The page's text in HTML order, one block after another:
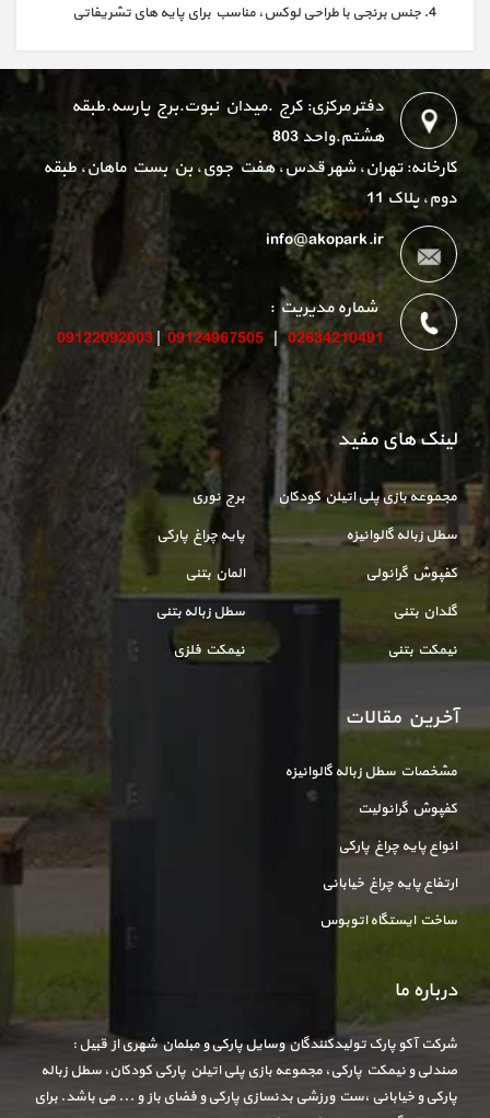
جنس برنجی با طراحی لوکس، مناسب برای پایه‌ های تشریفاتی
دفتر مرکزی: کرج .میدان نبوت.برج پارسه.طبقه
هشتم.واحد 803
کارخانه: تهران، شهر قدس، هفت جوی، بن بست ماهان، طبقه
دوم، پلاک 11
info@akopark.ir
شماره مدیریت :
02634210491
|
09124967505
|
09122092003
لینک های مفید
مجموعه بازی پلی اتیلن کودکان
برج نوری
سطل زباله گالوانیزه
پایه چراغ پارکی
کفپوش گرانولی
المان بتنی
گلدان بتنی
سطل زباله بتنی
نیمکت بتنی
نیمکت فلزی
آخرین مقالات
مشخصات سطل زباله گالوانیزه
کفپوش گرانولیت
انواع پایه چراغ پارکی
ارتفاع پایه چراغ خیابانی
ساخت ایستگاه اتوبوس
درباره ما
شرکت آکو پارک تولیدکنندگان وسایل پارکی و مبلمان شهری از قبیل :
صندلی و نیمکت پارکی، مجموعه بازی پلی اتیلن پارکی کودکان، سطل زباله
پارکی و خیابانی ،ست ورزشی بدنسازی پارکی و فضای باز و ... می باشد. برای